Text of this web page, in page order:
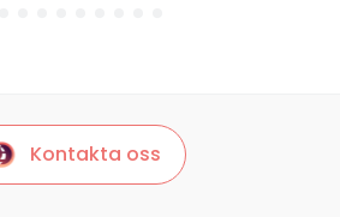
Kontakta oss